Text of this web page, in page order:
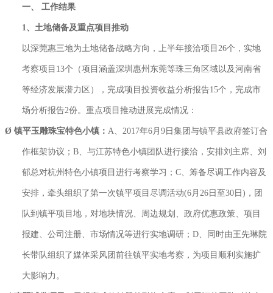
一、 工作结果
1、 土地储备及重点项目推动
以深莞惠三地为土地储备战略方向，上半年接洽项目26个，实地
考察项目13个（项目涵盖深圳惠州东莞等珠三角区域以及河南省
等经济发展潜力区），完成项目投资收益分析报告15个，完成市
场分析报告2份。重点项目推动进展完成情况：
Ø 镇平玉雕珠宝特色小镇： A、2017年6月9日集团与镇平县政府签订合
作框架协议；B、与江苏特色小镇团队进行接洽，安排刘主席、刘
郁总对杭州特色小镇项目进行考察学习；C、筹备尽调工作内容及
安排，牵头组织了第一次镇平项目尽调活动(6月26日至30日)，团
队到镇平项目地，对地块情况、周边规划、政府优惠政策、项目
报建、公司注册、市场情况等进行实地调研；D、同时由王先琳院
长带队组织了媒体采风团前往镇平实地考察，为项目顺利实施扩
大影响力。